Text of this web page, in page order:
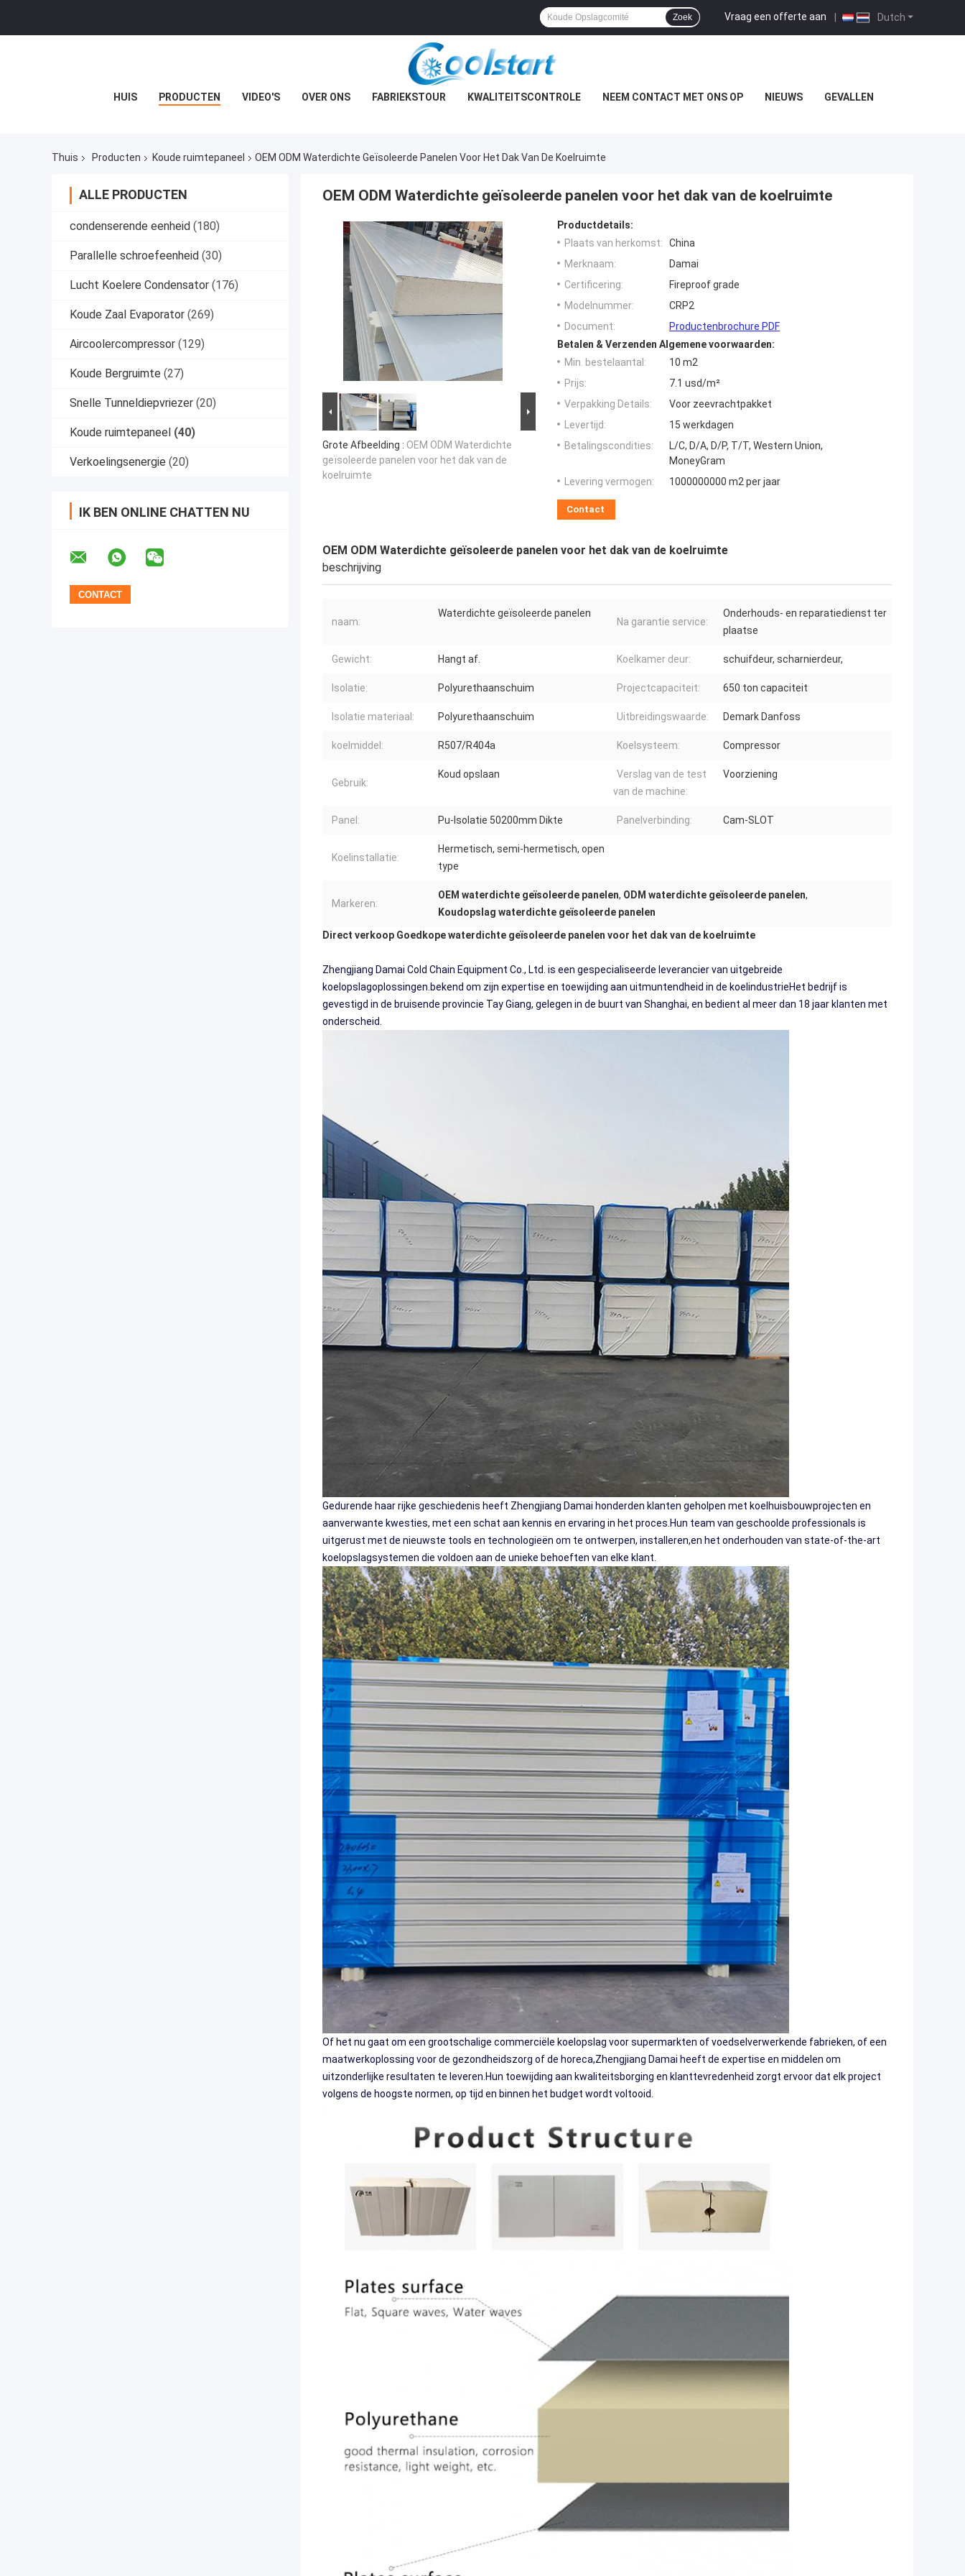
Dutch
Vraag een offerte aan |
Zoek
HUIS PRODUCTEN VIDEO'S OVER ONS FABRIEKSTOUR KWALITEITSCONTROLE NEEM CONTACT MET ONS OP NIEUWS GEVALLEN
Thuis Producten Koude ruimtepaneel OEM ODM Waterdichte Geïsoleerde Panelen Voor Het Dak Van De Koelruimte
ALLE PRODUCTEN
condenserende eenheid (180)
Parallelle schroefeenheid (30)
Lucht Koelere Condensator (176)
Koude Zaal Evaporator (269)
Aircoolercompressor (129)
Koude Bergruimte (27)
Snelle Tunneldiepvriezer (20)
Koude ruimtepaneel (40)
Verkoelingsenergie (20)
IK BEN ONLINE CHATTEN NU
OEM ODM Waterdichte geïsoleerde panelen voor het dak van de koelruimte
Grote Afbeelding : OEM ODM Waterdichte
geïsoleerde panelen voor het dak van de
koelruimte
Productdetails:
Plaats van herkomst:
China
Merknaam:
Damai
Certificering:
Fireproof grade
Modelnummer:
CRP2
Document:
Productenbrochure PDF
Betalen & Verzenden Algemene voorwaarden:
Min. bestelaantal:
10 m2
Prijs:
7.1 usd/m²
Verpakking Details:
Voor zeevrachtpakket
Levertijd:
15 werkdagen
Betalingscondities:
L/C, D/A, D/P, T/T, Western Union,
MoneyGram
Levering vermogen:
1000000000 m2 per jaar
Contact
OEM ODM Waterdichte geïsoleerde panelen voor het dak van de koelruimte
beschrijving
naam:
Waterdichte geïsoleerde panelen
Na garantie service:
Onderhouds- en reparatiedienst ter
plaatse
Gewicht: Hangt af. Koelkamer deur: schuifdeur, scharnierdeur,
Isolatie: Polyurethaanschuim Projectcapaciteit: 650 ton capaciteit
Isolatie materiaal: Polyurethaanschuim Uitbreidingswaarde: Demark Danfoss
koelmiddel: R507/R404a Koelsysteem: Compressor
Gebruik:
Koud opslaan
Verslag van de test
van de machine:
Voorziening
Panel: Pu-Isolatie 50200mm Dikte Panelverbinding: Cam-SLOT
Koelinstallatie:
Hermetisch, semi-hermetisch, open
type
Markeren:
OEM waterdichte geïsoleerde panelen, ODM waterdichte geïsoleerde panelen,
Koudopslag waterdichte geïsoleerde panelen
Direct verkoop Goedkope waterdichte geïsoleerde panelen voor het dak van de koelruimte
Zhengjiang Damai Cold Chain Equipment Co., Ltd. is een gespecialiseerde leverancier van uitgebreide
koelopslagoplossingen.bekend om zijn expertise en toewijding aan uitmuntendheid in de koelindustrieHet bedrijf is
gevestigd in de bruisende provincie Tay Giang, gelegen in de buurt van Shanghai, en bedient al meer dan 18 jaar klanten met
onderscheid.
Gedurende haar rijke geschiedenis heeft Zhengjiang Damai honderden klanten geholpen met koelhuisbouwprojecten en
aanverwante kwesties, met een schat aan kennis en ervaring in het proces.Hun team van geschoolde professionals is
uitgerust met de nieuwste tools en technologieën om te ontwerpen, installeren,en het onderhouden van state-of-the-art
koelopslagsystemen die voldoen aan de unieke behoeften van elke klant.
Of het nu gaat om een grootschalige commerciële koelopslag voor supermarkten of voedselverwerkende fabrieken, of een
maatwerkoplossing voor de gezondheidszorg of de horeca,Zhengjiang Damai heeft de expertise en middelen om
uitzonderlijke resultaten te leveren.Hun toewijding aan kwaliteitsborging en klanttevredenheid zorgt ervoor dat elk project
volgens de hoogste normen, op tijd en binnen het budget wordt voltooid.